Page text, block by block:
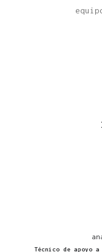
Técnico de apoyo